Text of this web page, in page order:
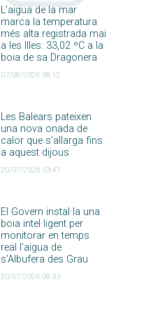
L’aigua de la mar
marca la temperatura
més alta registrada mai
a les Illes: 33,02 ºC a la
boia de sa Dragonera
07/08/2026 08:12
Les Balears pateixen
una nova onada de
calor que s’allarga fins
a aquest dijous
20/07/2026 03:47
El Govern instal·la una
boia intel·ligent per
monitorar en temps
real l’aigua de
s’Albufera des Grau
20/07/2026 09:33